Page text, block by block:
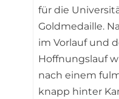
für die
Goldmedaille.
im Vorlauf und
Hoffnungslauf
nach einem
knapp hinter